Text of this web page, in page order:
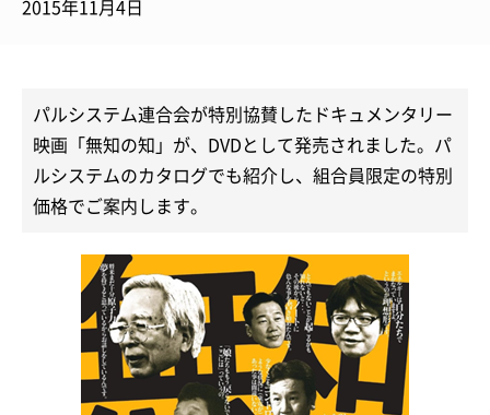
2015年11月4日
パルシステム連合会が特別協賛したドキュメンタリー
映画「無知の知」が、DVDとして発売されました。パ
ルシステムのカタログでも紹介し、組合員限定の特別
価格でご案内します。